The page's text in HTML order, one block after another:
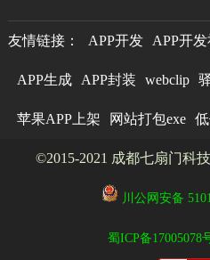
友情链接： APP开发 APP开发
APP生成 APP封装 webclip
苹果APP上架 网站打包exe
©2015-2021 成都七扇门科
川公网安备
蜀ICP备17005078